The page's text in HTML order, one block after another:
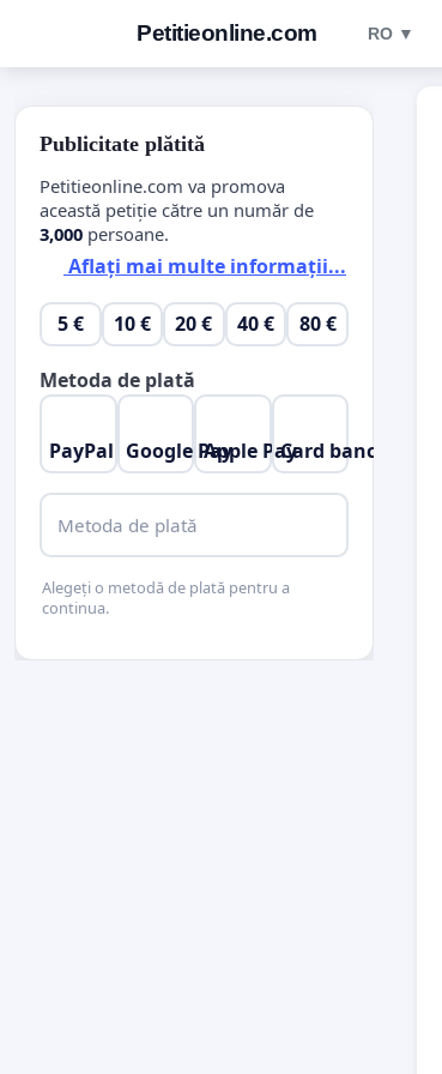
Petitieonline.com RO ▼
Publicitate plătită
Petitieonline.com va promova
această petiție către un număr de
3,000 persoane.
Aflați mai multe informații...
5 € 10 € 20 € 40 € 80 €
Metoda de plată
PayPal Google PayApple PayCard bancar
Metoda de plată
Alegeți o metodă de plată pentru a
continua.